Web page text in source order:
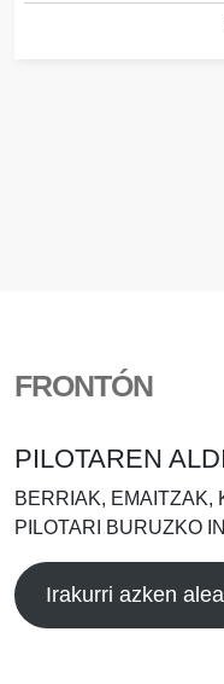
FRONTÓN
PILOTAREN
BERRIAK, EMAITZAK,
PILOTARI BURUZKO
Irakurri azken alea